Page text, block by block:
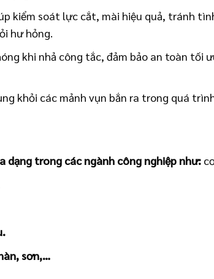
kiểm soát lực cắt, mài hiệu quả, tránh
hư hỏng.
khi nhả công tắc, đảm bảo an toàn tối
khỏi các mảnh vụn bắn ra trong quá
dạng trong các ngành công nghiệp như:
sơn,…